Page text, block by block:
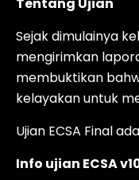
Sejak dimulainya
mengirimkan
membuktikan
kelayakan untuk
Ujian ECSA Final
Info ujian ECSA